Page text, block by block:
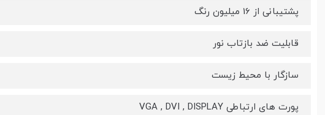
پشتیبانی از 16 میلیون رنگ
قابلیت ضد بازتاب نور
سازگار با محیط زیست
پورت های ارتباطی VGA , DVI , DISPLAY